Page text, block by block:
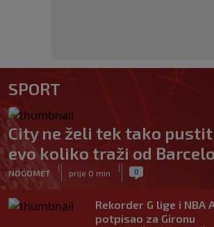
SPORT
City ne želi tek tako
evo koliko traži od
NOGOMET
|
prije 0 min
| 0
Rekorder G lige i NBA
potpisao za Gironu